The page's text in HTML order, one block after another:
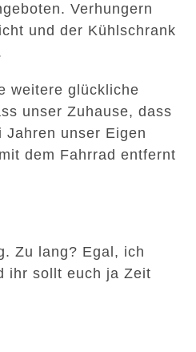
Verhungern
und der Kühlschrank
weitere glückliche
unser Zuhause, dass
unser Eigen
dem Fahrrad entfernt
Zu lang? Egal, ich
ihr sollt euch ja Zeit